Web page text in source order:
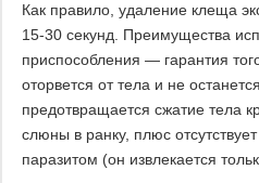
Как правило, удаление клеща
15-30 секунд. Преимущества
приспособления — гарантия
оторвется от тела и не
предотвращается сжатие тела
слюны в ранку, плюс
паразитом (он извлекается